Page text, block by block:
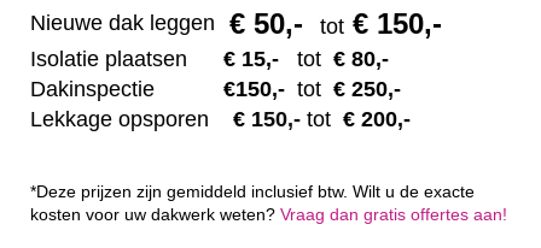
Nieuwe dak leggen € 50,- tot € 150,-
Isolatie plaatsen € 15,- tot € 80,-
Dakinspectie
€150,- tot € 250,-
Lekkage opsporen € 150,- tot € 200,-
*Deze prijzen zijn gemiddeld inclusief btw. Wilt u de exacte
kosten voor uw dakwerk weten? Vraag dan gratis offertes aan!